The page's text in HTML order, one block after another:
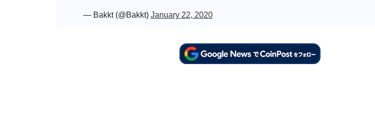
— Bakkt (@Bakkt) January 22, 2020